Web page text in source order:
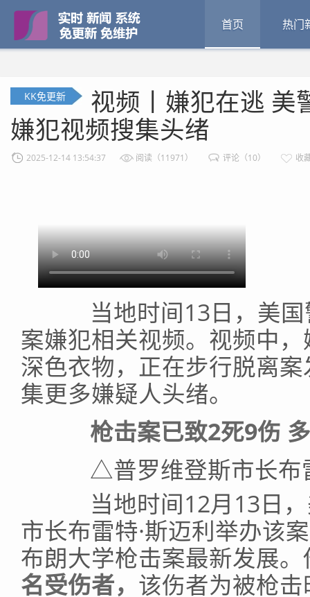
首页 热门
KK免更新
视频丨嫌犯在逃 美
嫌犯视频搜集头绪
2025-12-14 13:54:37 阅读（11971） 评论（10） 收
当地时间13日，美国
案嫌犯相关视频。视频中
深色衣物，正在步行脱离
集更多嫌疑人头绪。
枪击案已致2死9伤
△普罗维登斯市长布
当地时间12月13日，
市长布雷特·斯迈利举办该
布朗大学枪击案最新发展
名受伤者， 该伤者为被枪